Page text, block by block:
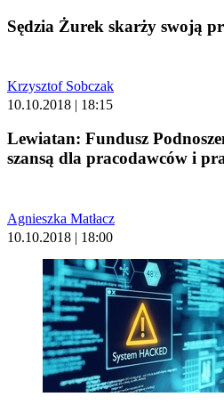
Sędzia Żurek skarży swoją
Krzysztof Sobczak
10.10.2018 | 18:15
Lewiatan: Fundusz
szansą dla pracodawców i
Agnieszka Matłacz
10.10.2018 | 18:00